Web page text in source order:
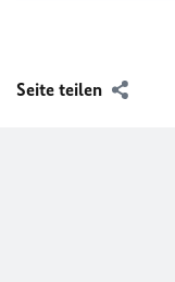
Seite teilen